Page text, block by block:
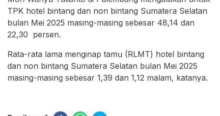
TPK hotel bintang dan non bintang Sumatera Selatan
bulan Mei 2025 masing-masing sebesar 48,14 dan
22,30 persen.
Rata-rata lama menginap tamu (RLMT) hotel bintang
dan non bintang Sumatera Selatan bulan Mei 2025
masing-masing sebesar 1,39 dan 1,12 malam, katanya.